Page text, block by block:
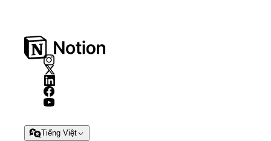
Tiếng Việt